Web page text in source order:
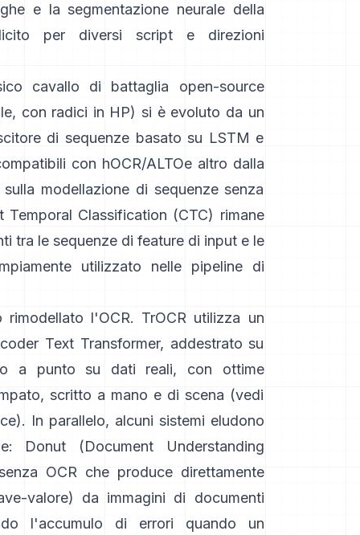
e la segmentazione neurale della
per diversi script e direzioni
cavallo di battaglia open-source
con radici in HP) si è evoluto da un
di sequenze basato su LSTM e
con hOCR/ALTOe altro dalla
modellazione di sequenze senza
Temporal Classification (CTC) rimane
tra le sequenze di feature di input e le
utilizzato nelle pipeline di
rimodellato l'OCR. TrOCR utilizza un
Text Transformer, addestrato su
a punto su dati reali, con ottime
scritto a mano e di scena (vedi
). In parallelo, alcuni sistemi eludono
Donut (Document Understanding
OCR che produce direttamente
valore) da immagini di documenti
l'accumulo di errori quando un